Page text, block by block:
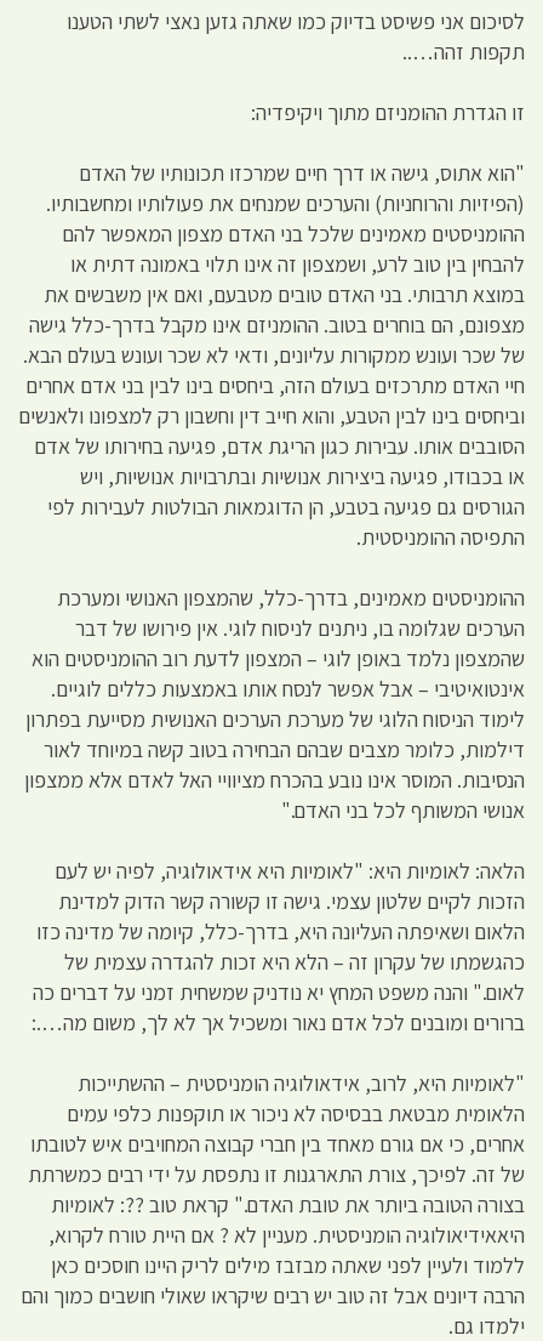
לסיכום אני פשיסט בדיוק כמו שאתה גזען נאצי לשתי הטענו
תקפות זהה…..
זו הגדרת ההומניזם מתוך ויקיפדיה:
"הוא אתוס, גישה או דרך חיים שמרכזו תכונותיו של האדם
(הפיזיות והרוחניות) והערכים שמנחים את פעולותיו ומחשבותיו.
ההומניסטים מאמינים שלכל בני האדם מצפון המאפשר להם
להבחין בין טוב לרע, ושמצפון זה אינו תלוי באמונה דתית או
במוצא תרבותי. בני האדם טובים מטבעם, ואם אין משבשים את
מצפונם, הם בוחרים בטוב. ההומניזם אינו מקבל בדרך-כלל גישה
של שכר ועונש ממקורות עליונים, ודאי לא שכר ועונש בעולם הבא.
חיי האדם מתרכזים בעולם הזה, ביחסים בינו לבין בני אדם אחרים
וביחסים בינו לבין הטבע, והוא חייב דין וחשבון רק למצפונו ולאנשים
הסובבים אותו. עבירות כגון הריגת אדם, פגיעה בחירותו של אדם
או בכבודו, פגיעה ביצירות אנושיות ובתרבויות אנושיות, ויש
הגורסים גם פגיעה בטבע, הן הדוגמאות הבולטות לעבירות לפי
התפיסה ההומניסטית.
ההומניסטים מאמינים, בדרך-כלל, שהמצפון האנושי ומערכת
הערכים שגלומה בו, ניתנים לניסוח לוגי. אין פירושו של דבר
שהמצפון נלמד באופן לוגי – המצפון לדעת רוב ההומניסטים הוא
אינטואיטיבי – אבל אפשר לנסח אותו באמצעות כללים לוגיים.
לימוד הניסוח הלוגי של מערכת הערכים האנושית מסייעת בפתרון
דילמות, כלומר מצבים שבהם הבחירה בטוב קשה במיוחד לאור
הנסיבות. המוסר אינו נובע בהכרח מציוויי האל לאדם אלא ממצפון
אנושי המשותף לכל בני האדם."
הלאה: לאומיות היא: "לאומיות היא אידאולוגיה, לפיה יש לעם
הזכות לקיים שלטון עצמי. גישה זו קשורה קשר הדוק למדינת
הלאום ושאיפתה העליונה היא, בדרך-כלל, קיומה של מדינה כזו
כהגשמתו של עקרון זה – הלא היא זכות להגדרה עצמית של
לאום." והנה משפט המחץ יא נודניק שמשחית זמני על דברים כה
ברורים ומובנים לכל אדם נאור ומשכיל אך לא לך, משום מה….:
"לאומיות היא, לרוב, אידאולוגיה הומניסטית – ההשתייכות
הלאומית מבטאת בבסיסה לא ניכור או תוקפנות כלפי עמים
אחרים, כי אם גורם מאחד בין חברי קבוצה המחויבים איש לטובתו
של זה. לפיכך, צורת התארגנות זו נתפסת על ידי רבים כמשרתת
בצורה הטובה ביותר את טובת האדם." קראת טוב ??: לאומיות
היאאידיאולוגיה הומניסטית. מעניין לא ? אם היית טורח לקרוא,
ללמוד ולעיין לפני שאתה מבזבז מילים לריק היינו חוסכים כאן
הרבה דיונים אבל זה טוב יש רבים שיקראו שאולי חושבים כמוך והם
ילמדו גם.